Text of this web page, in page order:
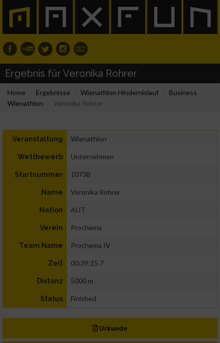
Ergebnis für Veronika Rohrer
Home Ergebnisse Wienathlon Hindernislauf
Business
Wienathlon
Veronika Rohrer
Veranstaltung Wienathlon
Wettbewerb Unternehmen
Startnummer 1073B
Name Veronika Rohrer
Nation AUT
Verein Prochema
Team Name Prochema IV
Zeit 00:39:15.7
Distanz 5000 m
Status Finished
Urkunde